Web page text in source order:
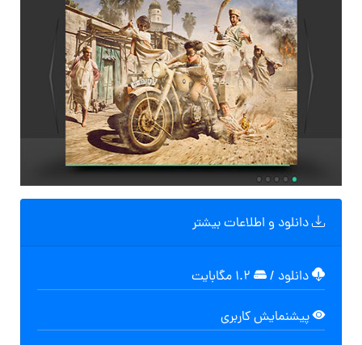
دانلود و اطلاعات بیشتر
دانلود /
پیشنمایش کاربری